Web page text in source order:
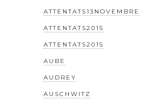
ATTENTATS13NOVEMBRE
ATTENTATS2015
ATTENTATS2015
AUBE
AUDREY
AUSCHWITZ